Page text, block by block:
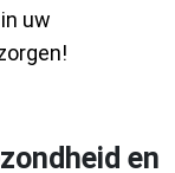
uw
en